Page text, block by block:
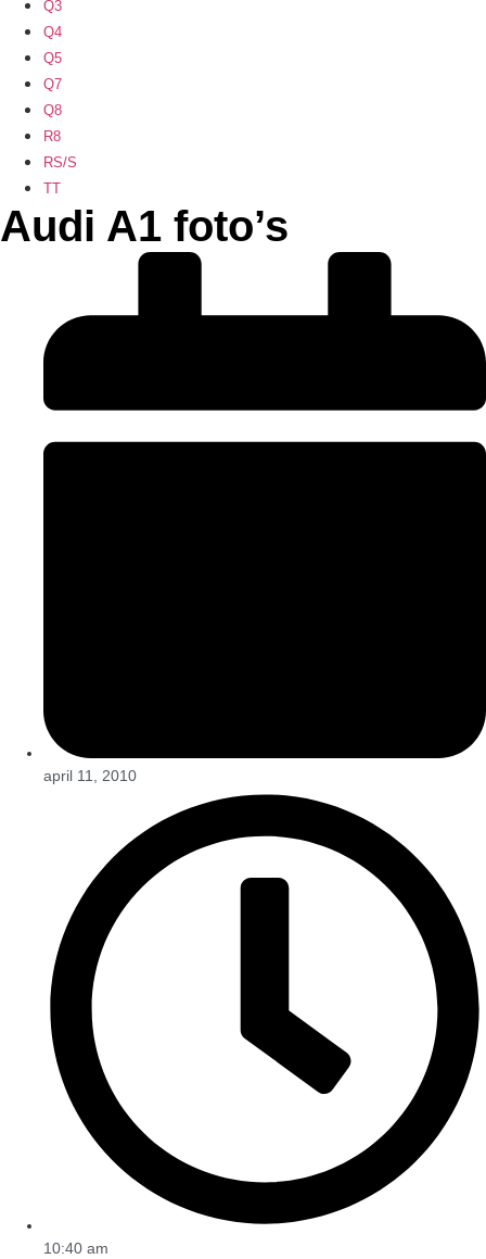
Q3
Q4
Q5
Q7
Q8
R8
RS/S
TT
Audi A1 foto’s
april 11, 2010
10:40 am